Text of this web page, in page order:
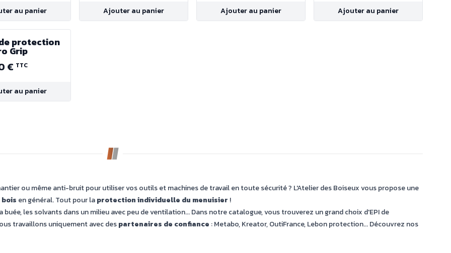
au panier Ajouter au panier Ajouter au panier Ajouter au panier
protection
Grip
€ TTC
au panier
ou même anti-bruit pour utiliser vos outils et machines de travail en toute sécurité ? L'Atelier des Boiseux vous propose une
en général. Tout pour laprotection individuelle du menuisier !
les solvants dans un milieu avec peu de ventilation... Dans notre catalogue, vous trouverez un grand choix d'EPI de
travaillons uniquement avec despartenaires de confiance : Metabo, Kreator, OutiFrance, Lebon protection... Découvrez nos